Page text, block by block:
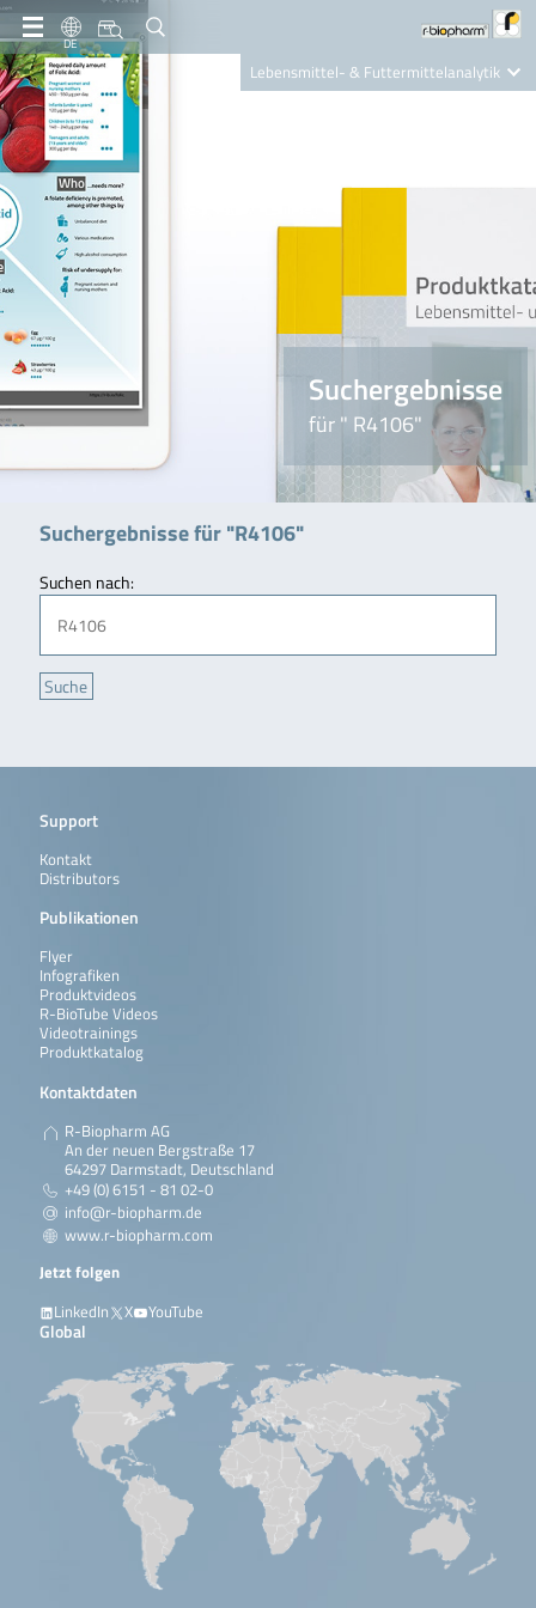
DE
Lebensmittel- & Futtermittelanalytik
Nutrition Care
Suchergebnisse
für " R4106"
Suchergebnisse für "R4106"
Suchen nach:
Support
Kontakt
Distributors
Publikationen
Flyer
Infografiken
Produktvideos
R-BioTube Videos
Videotrainings
Produktkatalog
Kontaktdaten
R-Biopharm AG
An der neuen Bergstraße 17
64297 Darmstadt, Deutschland
+49 (0) 6151 - 81 02-0
info@r-biopharm.de
www.r-biopharm.com
Jetzt folgen
LinkedIn
X YouTube
Global